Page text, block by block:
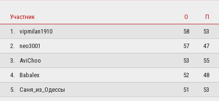
Участник О
П
1.
vipmilan1910 58
53
2.
neo3001 57
47
3.
AviChoo 53
55
4.
Babalex 52
48
5.
Саня_из_Одессы 51 53